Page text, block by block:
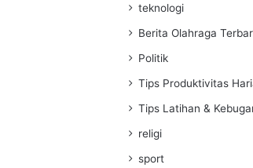
teknologi
Berita Olahraga
Politik
Tips Produktivitas
Tips Latihan &
religi
sport